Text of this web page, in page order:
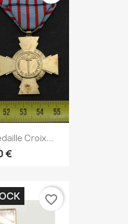
Croix...
€
favorite_border